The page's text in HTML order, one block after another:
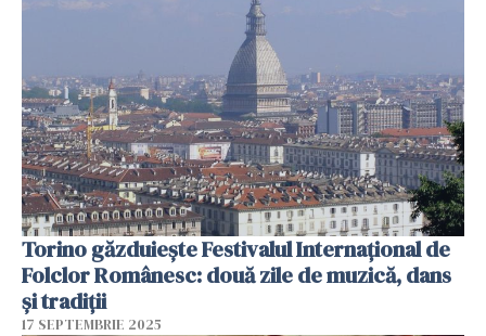
Torino găzduiește Festivalul Internațional de
Folclor Românesc: două zile de muzică, dans
și tradiții
17 SEPTEMBRIE 2025